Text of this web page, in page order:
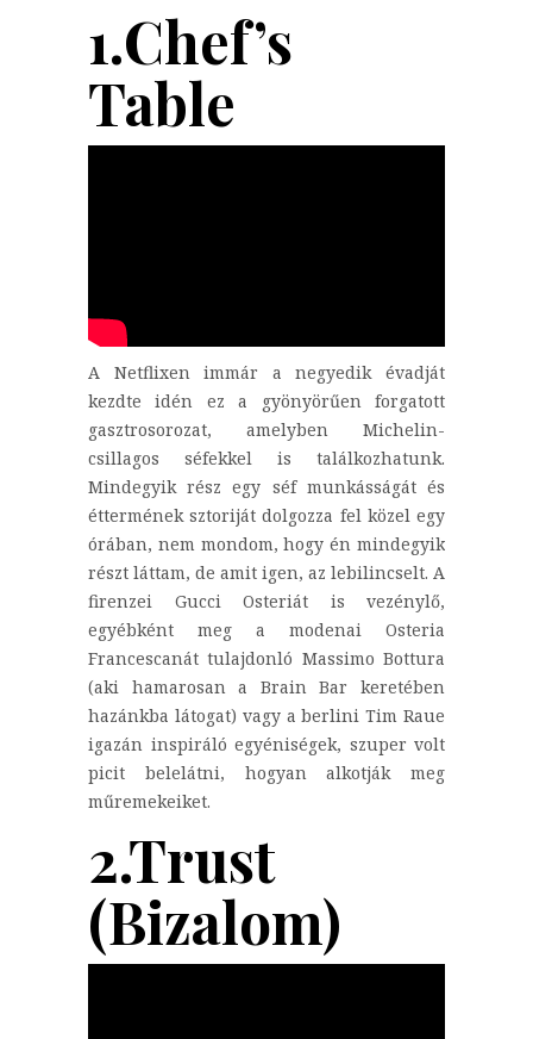
1.Chef’s
Table
A Netflixen immár a negyedik évadját
kezdte idén ez a gyönyörűen forgatott
gasztrosorozat, amelyben Michelin-
csillagos séfekkel is találkozhatunk.
Mindegyik rész egy séf munkásságát és
éttermének sztoriját dolgozza fel közel egy
órában, nem mondom, hogy én mindegyik
részt láttam, de amit igen, az lebilincselt. A
firenzei Gucci Osteriát is vezénylő,
egyébként meg a modenai Osteria
Francescanát tulajdonló Massimo Bottura
(aki hamarosan a Brain Bar keretében
hazánkba látogat) vagy a berlini Tim Raue
igazán inspiráló egyéniségek, szuper volt
picit belelátni, hogyan alkotják meg
műremekeiket.
2.Trust
(Bizalom)